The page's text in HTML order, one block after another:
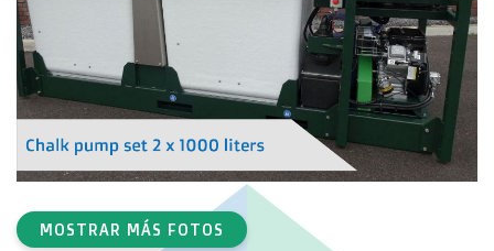
MOSTRAR MÁS FOTOS